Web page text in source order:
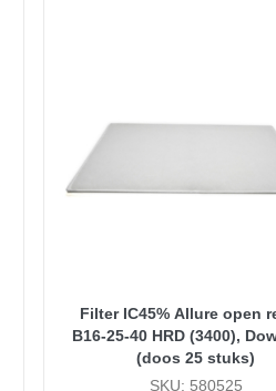
Filter IC45% Allure open
B16-25-40 HRD (3400),
(doos 25 stuks)
SKU: 580525